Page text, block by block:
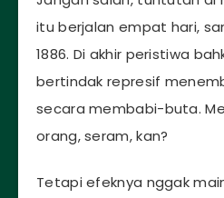
itu berjalan empat hari,
1886. Di akhir peristiwa
bertindak represif
secara membabi-buta.
orang, seram, kan?
Tetapi efeknya nggak